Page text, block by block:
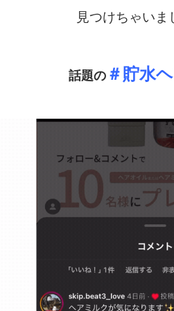
見つけちゃいま
話題の＃貯水